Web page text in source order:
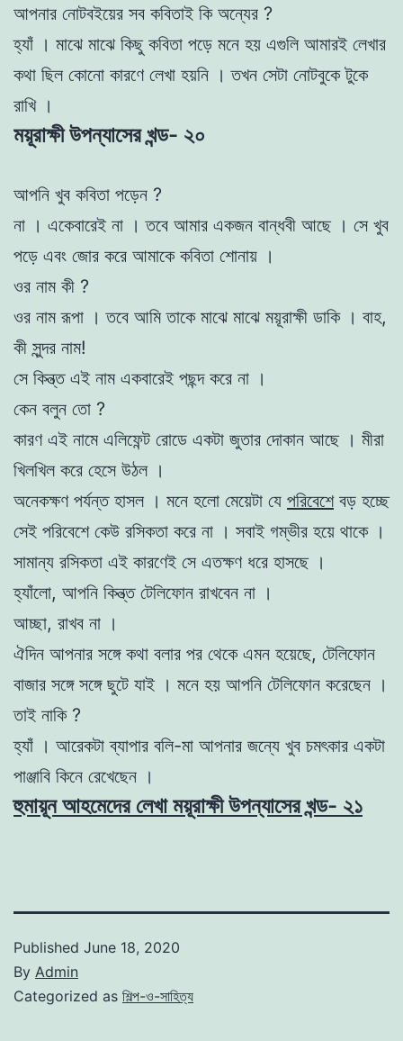
আপনার নোটবইয়ের সব কবিতাই কি অন্যের ?
হ্যাঁ । মাঝে মাঝে কিছু কবিতা পড়ে মনে হয় এগুলি আমারই লেখার
কথা ছিল কোনো কারণে লেখা হয়নি । তখন সেটা নোটবুকে টুকে
রাখি ।
ময়ূরাক্ষী উপন্যাসের খন্ড- ২০
আপনি খুব কবিতা পড়েন ?
না । একেবারেই না । তবে আমার একজন বান্ধবী আছে । সে খুব
পড়ে এবং জোর করে আমাকে কবিতা শোনায় ।
ওর নাম কী ?
ওর নাম রূপা । তবে আমি তাকে মাঝে মাঝে ময়ূরাক্ষী ডাকি । বাহ,
কী সুন্দর নাম!
সে কিন্ত্ত এই নাম একবারেই পছন্দ করে না ।
কেন বলুন তো ?
কারণ এই নামে এলিফেন্ট রোডে একটা জুতার দোকান আছে । মীরা
খিলখিল করে হেসে উঠল ।
অনেকক্ষণ পর্যন্ত হাসল । মনে হলো মেয়েটা যে পরিবেশেবড় হচ্ছে
সেই পরিবেশে কেউ রসিকতা করে না । সবাই গম্ভীর হয়ে থাকে ।
সামান্য রসিকতা এই কারণেই সে এতক্ষণ ধরে হাসছে ।
হ্যাঁলো, আপনি কিন্ত্ত টেলিফোন রাখবেন না ।
আচ্ছা, রাখব না ।
ঐদিন আপনার সঙ্গে কথা বলার পর থেকে এমন হয়েছে, টেলিফোন
বাজার সঙ্গে সঙ্গে ছুটে যাই । মনে হয় আপনি টেলিফোন করেছেন ।
তাই নাকি ?
হ্যাঁ । আরেকটা ব্যাপার বলি-মা আপনার জন্যে খুব চমৎকার একটা
পাঞ্জাবি কিনে রেখেছেন ।
হুমায়ূন আহমেদের লেখা ময়ূরাক্ষী উপন্যাসের খন্ড- ২১
Published June 18, 2020
By Admin
Categorized as শিল্প-ও-সাহিত্য